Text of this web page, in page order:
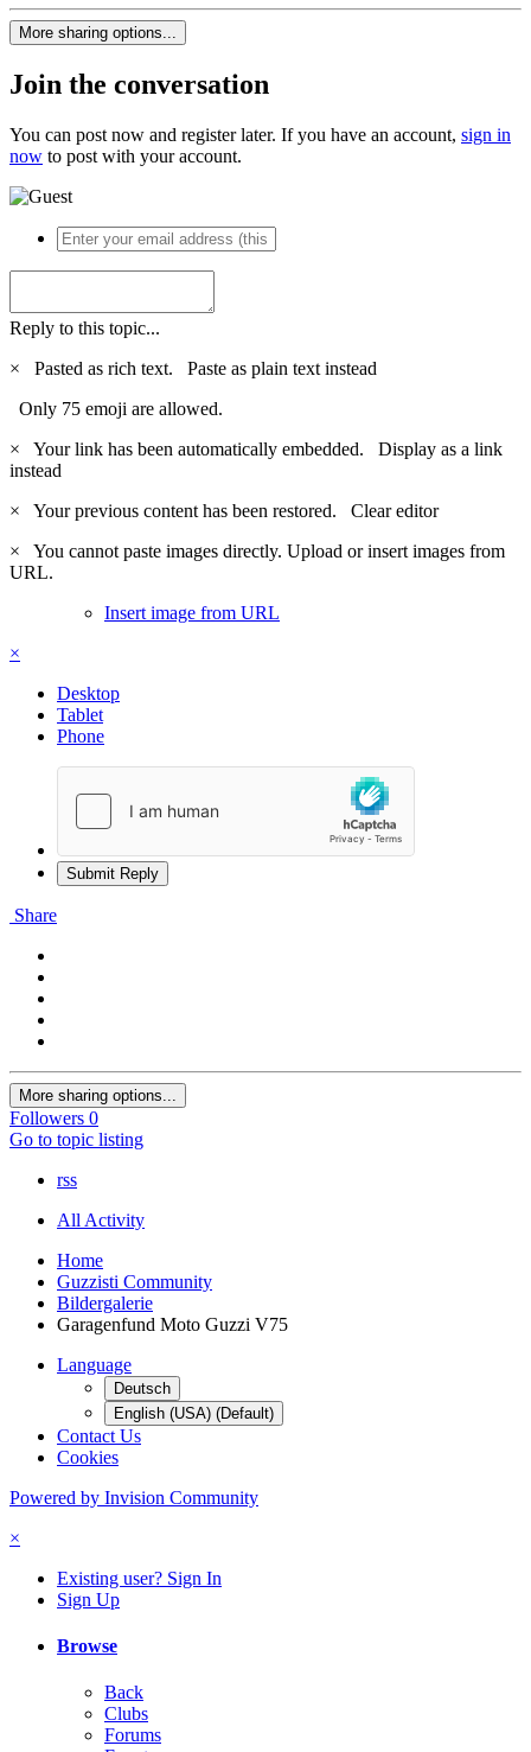
More sharing options...
Join the conversation
You can post now and register later. If you have an account, sign in
now to post with your account.
Reply to this topic...
×
Pasted as rich text. Paste as plain text instead
Only 75 emoji are allowed.
×
Your link has been automatically embedded. Display as a link
instead
×
Your previous content has been restored. Clear editor
×
You cannot paste images directly. Upload or insert images from
URL.
Insert image from URL
×
Desktop
Tablet
Phone
Submit Reply
Share
More sharing options...
Followers 0
Go to topic listing
rss
All Activity
Home
Guzzisti Community
Bildergalerie
Garagenfund Moto Guzzi V75
Language
Deutsch
English (USA) (Default)
Contact Us
Cookies
Powered by Invision Community
×
Existing user? Sign In
Sign Up
Browse
Back
Clubs
Forums